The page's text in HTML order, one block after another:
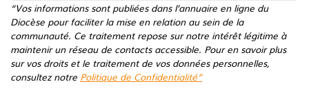
“Vos informations sont publiées dans l’annuaire en ligne du
Diocèse pour faciliter la mise en relation au sein de la
communauté. Ce traitement repose sur notre intérêt légitime à
maintenir un réseau de contacts accessible. Pour en savoir plus
sur vos droits et le traitement de vos données personnelles,
consultez notre Politique de Confidentialité”